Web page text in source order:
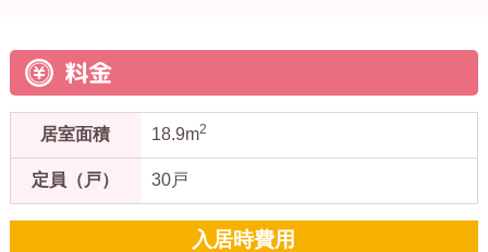
料金
居室面積 18.9m2
定員（戸） 30戸
入居時費用